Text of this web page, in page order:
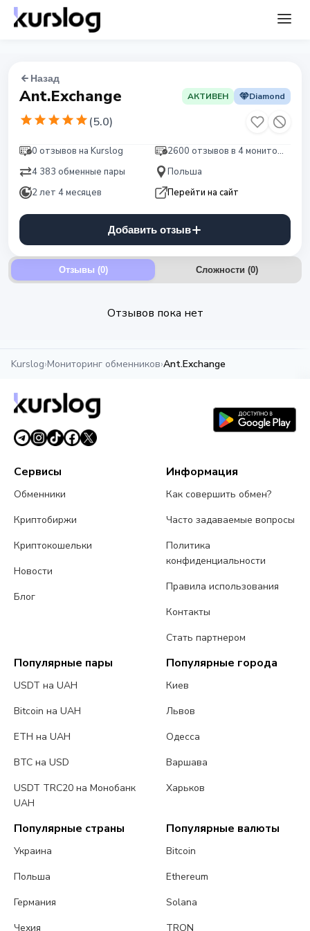
Назад
Ant.Exchange АКТИВЕН Diamond
(5.0)
0 отзывов на Kurslog
2600 отзывов в 4 мониторингах
4 383 обменные пары
Польша
2 лет 4 месяцев
Перейти на сайт
Добавить отзыв
Отзывы (0) Сложности (0)
Отзывов пока нет
Kurslog›Мониторинг обменников›Ant.Exchange
Сервисы
Обменники
Криптобиржи
Криптокошельки
Новости
Блог
Информация
Как совершить обмен?
Часто задаваемые вопросы
Политика
конфиденциальности
Правила использования
Контакты
Стать партнером
Популярные пары
USDT на UAH
Bitcoin на UAH
ETH на UAH
BTC на USD
USDT TRC20 на Монобанк
UAH
Популярные города
Киев
Львов
Одесса
Варшава
Харьков
Популярные страны
Украина
Польша
Германия
Чехия
Популярные валюты
Bitcoin
Ethereum
Solana
TRON